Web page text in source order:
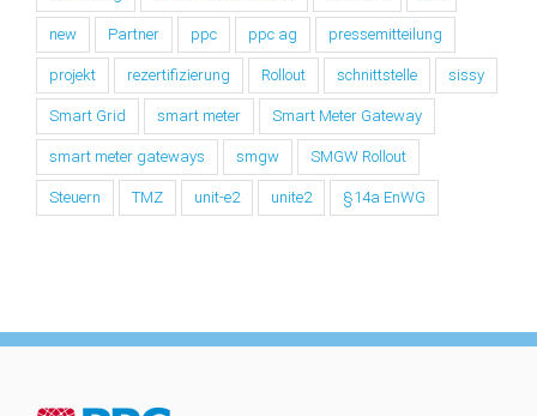
new Partner ppc ppc ag pressemitteilung
projekt rezertifizierung Rollout schnittstelle sissy
Smart Grid smart meter Smart Meter Gateway
smart meter gateways smgw SMGW Rollout
Steuern TMZ unit-e2 unite2 §14a EnWG